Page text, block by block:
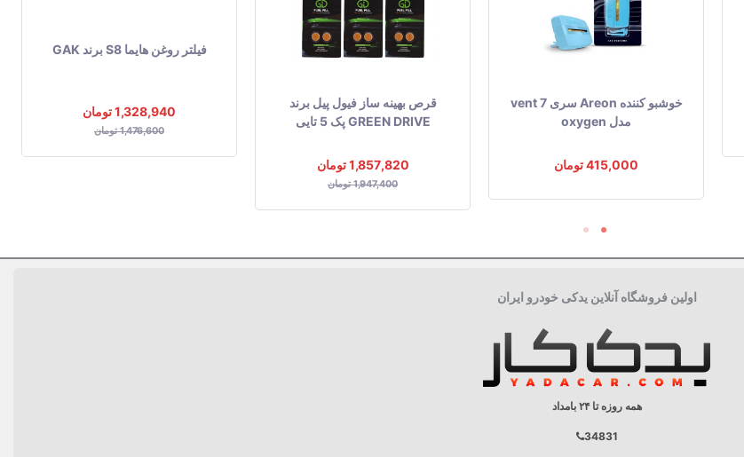
خوشبو کننده Areon سری vent 7
مدل oxygen
415,000 تومان
قرص بهینه ساز فیول پیل برند
GREEN DRIVE پک 5 تایی
1,857,820 تومان
1,947,400 تومان
فیلتر روغن هایما S8 برند GAK
1,328,940 تومان
1,476,600 تومان
اولین فروشگاه آنلاین یدکی خودرو ایران
همه روزه تا ۲۴ بامداد
34831